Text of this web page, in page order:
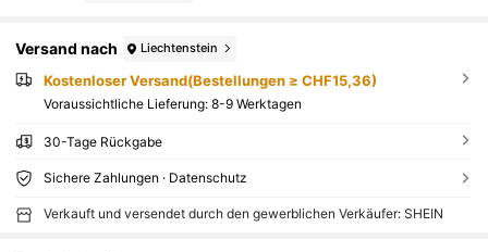
Versand nach Liechtenstein
Kostenloser Versand(Bestellungen ≥ CHF15,36)
Voraussichtliche Lieferung: 8-9 Werktagen
30-Tage Rückgabe
Sichere Zahlungen · Datenschutz
Verkauft und versendet durch den gewerblichen Verkäufer: SHEIN